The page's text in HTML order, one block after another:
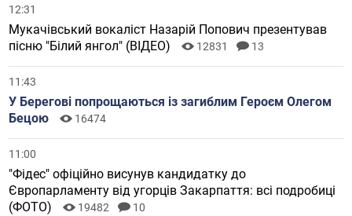
12:31
Мукачівський вокаліст Назарій Попович презентував
пісню "Білий янгол" (ВІДЕО)
12831 13
11:43
У Берегові попрощаються із загиблим Героєм Олегом
Бецою
16474
11:00
"Фідес" офіційно висунув кандидатку до
Європарламенту від угорців Закарпаття: всі подробиці
(ФОТО)
19482 10